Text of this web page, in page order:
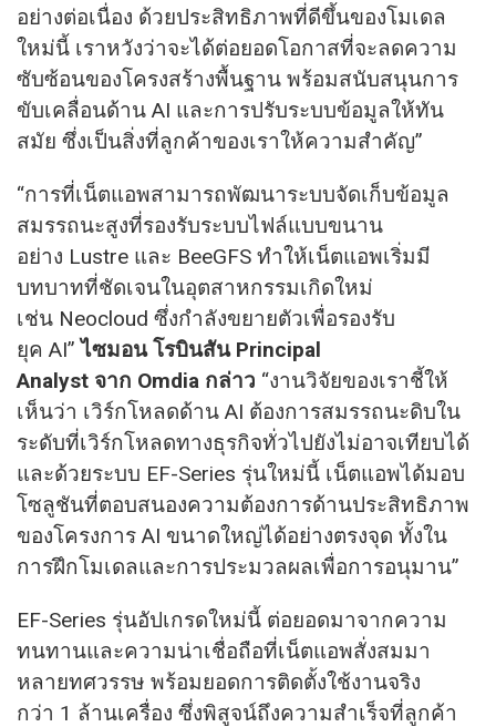
อย่างต่อเนื่อง ด้วยประสิทธิภาพที่ดีขึ้นของโมเดล
ใหม่นี้ เราหวังว่าจะได้ต่อยอดโอกาสที่จะลดความ
ซับซ้อนของโครงสร้างพื้นฐาน พร้อมสนับสนุนการ
ขับเคลื่อนด้าน AI และการปรับระบบข้อมูลให้ทัน
สมัย ซึ่งเป็นสิ่งที่ลูกค้าของเราให้ความสำคัญ”
“การที่เน็ตแอพสามารถพัฒนาระบบจัดเก็บข้อมูล
สมรรถนะสูงที่รองรับระบบไฟล์แบบขนาน
อย่าง Lustre และ BeeGFS ทำให้เน็ตแอพเริ่มมี
บทบาทที่ชัดเจนในอุตสาหกรรมเกิดใหม่
เช่น Neocloud ซึ่งกำลังขยายตัวเพื่อรองรับ
ยุค AI”ไซมอน โรบินสัน Principal
Analyst จาก Omdia กล่าว “งานวิจัยของเราชี้ให้
เห็นว่า เวิร์กโหลดด้าน AI ต้องการสมรรถนะดิบใน
ระดับที่เวิร์กโหลดทางธุรกิจทั่วไปยังไม่อาจเทียบได้
และด้วยระบบ EF-Series รุ่นใหม่นี้ เน็ตแอพได้มอบ
โซลูชันที่ตอบสนองความต้องการด้านประสิทธิภาพ
ของโครงการ AI ขนาดใหญ่ได้อย่างตรงจุด ทั้งใน
การฝึกโมเดลและการประมวลผลเพื่อการอนุมาน”
EF-Series รุ่นอัปเกรดใหม่นี้ ต่อยอดมาจากความ
ทนทานและความน่าเชื่อถือที่เน็ตแอพสั่งสมมา
หลายทศวรรษ พร้อมยอดการติดตั้งใช้งานจริง
กว่า 1 ล้านเครื่อง ซึ่งพิสูจน์ถึงความสำเร็จที่ลูกค้า